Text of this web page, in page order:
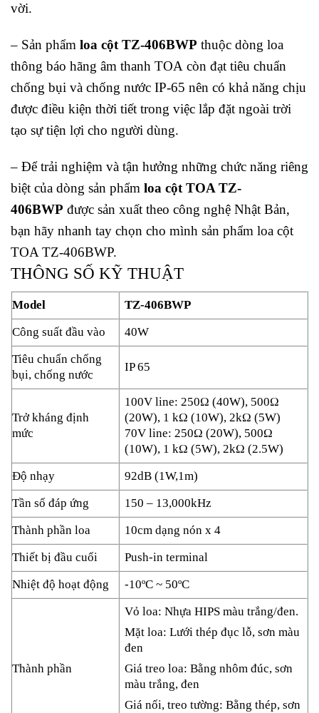
vời.
– Sản phẩm loa cột TZ-406BWP thuộc dòng loa
thông báo hãng âm thanh TOA còn đạt tiêu chuẩn
chống bụi và chống nước IP-65 nên có khả năng chịu
được điều kiện thời tiết trong việc lắp đặt ngoài trời
tạo sự tiện lợi cho người dùng.
– Để trải nghiệm và tận hưởng những chức năng riêng
biệt của dòng sản phẩm loa cột TOA TZ-
406BWP được sản xuất theo công nghệ Nhật Bản,
bạn hãy nhanh tay chọn cho mình sản phẩm loa cột
TOA TZ-406BWP.
THÔNG SỐ KỸ THUẬT
Model
TZ-406BWP
Công suất đầu vào
40W
Tiêu chuẩn chống
bụi, chống nước
IP 65
Trở kháng định
mức
100V line: 250Ω (40W), 500Ω
(20W), 1 kΩ (10W), 2kΩ (5W)
70V line: 250Ω (20W), 500Ω
(10W), 1 kΩ (5W), 2kΩ (2.5W)
Độ nhạy
92dB (1W,1m)
Tần số đáp ứng
150 – 13,000kHz
Thành phần loa
10cm dạng nón x 4
Thiết bị đầu cuối
Push-in terminal
Nhiệt độ hoạt động
-10ºC ~ 50ºC
Thành phần
Vỏ loa: Nhựa HIPS màu trắng/đen.
Mặt loa: Lưới thép đục lỗ, sơn màu
đen
Giá treo loa: Bằng nhôm đúc, sơn
màu trắng, đen
Giá nối, treo tường: Bằng thép, sơn